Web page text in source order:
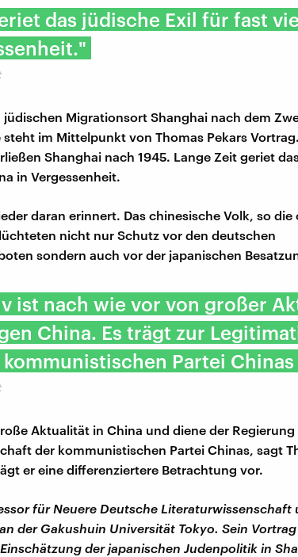
das jüdische Exil für fast
jüdischen Migrationsort Shanghai nach dem
steht im Mittelpunkt von Thomas Pekars
Shanghai nach 1945. Lange Zeit geriet
in Vergessenheit.
daran erinnert. Das chinesische Volk, so die
nicht nur Schutz vor den deutschen
sondern auch vor der japanischen
ist nach wie vor von großer
China. Es trägt zur
Partei
Aktualität in China und diene der Regierung
der kommunistischen Partei Chinas, sagt
er eine differenziertere Betrachtung vor.
für Neuere Deutsche Literaturwissenschaft
der Gakushuin Universität Tokyo. Sein
der japanischen Judenpolitik in